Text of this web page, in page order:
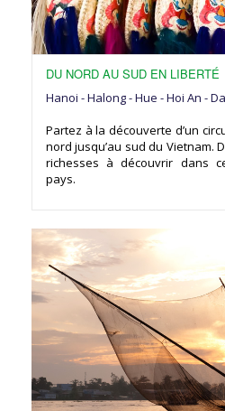
DU NORD AU SUD EN LIBERTÉ
Hanoi - Halong - Hue - Hoi An -
Partez à la découverte d’un
nord jusqu’au sud du Vietnam.
richesses à découvrir dans
pays.